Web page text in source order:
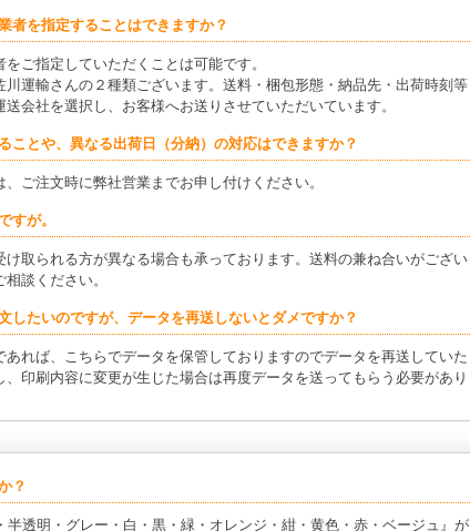
者を指定することはできますか？
ご指定していただくことは可能です。
運輸さんの２種類ございます。送料・梱包形態・納品先・出荷時刻等
会社を選択し、お客様へお送りさせていただいています。
ことや、異なる出荷日（分納）の対応はできますか？
ご注文時に弊社営業までお申し付けください。
すが。
け取られる方が異なる場合も承っております。送料の兼ね合いがござい
ご相談ください。
したいのですが、データを再送しないとダメですか？
れば、こちらでデータを保管しておりますのでデータを再送していた
、印刷内容に変更が生じた場合は再度データを送ってもらう必要があり
？
半透明・グレー・白・黒・緑・オレンジ・紺・黄色・赤・ベージュ』が